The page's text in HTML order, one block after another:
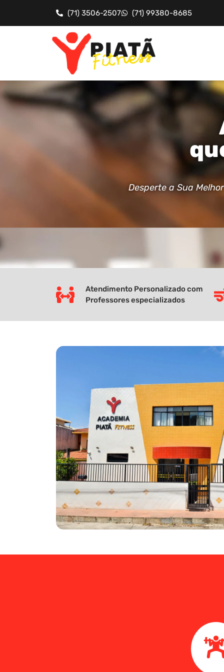
(71) 3506-2507 (71) 99380-8685
Desperte a Sua
Atendimento Personalizado com
Professores especializados